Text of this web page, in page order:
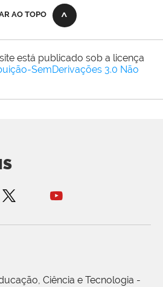
AO TOPO
está publicado sob a licença
SemDerivações 3.0 Não
Ciência e Tecnologia -